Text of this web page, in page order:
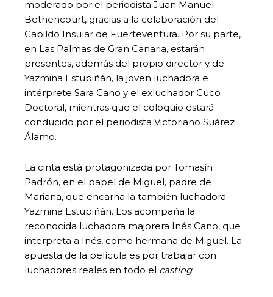
moderado por el periodista Juan Manuel
Bethencourt, gracias a la colaboración del
Cabildo Insular de Fuerteventura. Por su parte,
en Las Palmas de Gran Canaria, estarán
presentes, además del propio director y de
Yazmina Estupiñán, la joven luchadora e
intérprete Sara Cano y el exluchador Cuco
Doctoral, mientras que el coloquio estará
conducido por el periodista Victoriano Suárez
Álamo.
La cinta está protagonizada por Tomasín
Padrón, en el papel de Miguel, padre de
Mariana, que encarna la también luchadora
Yazmina Estupiñán. Los acompaña la
reconocida luchadora majorera Inés Cano, que
interpreta a Inés, como hermana de Miguel. La
apuesta de la película es por trabajar con
luchadores reales en todo el casting.